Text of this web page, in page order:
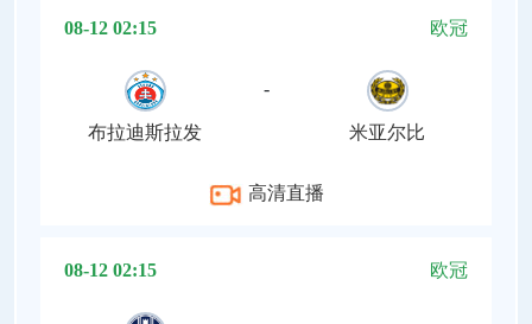
08-12 02:15 欧冠
布拉迪斯拉发
-
米亚尔比
高清直播
08-12 02:15 欧冠